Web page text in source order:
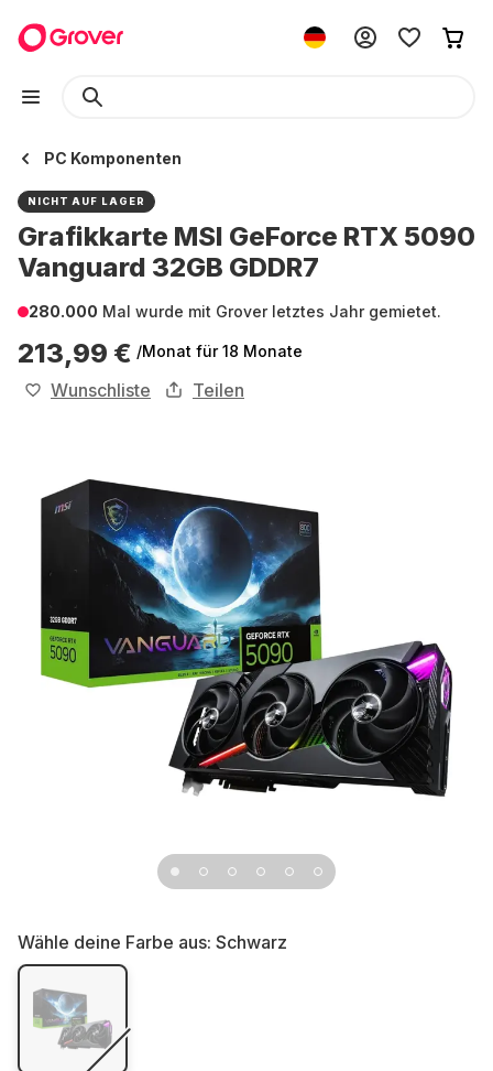
PC Komponenten
NICHT AUF LAGER
Grafikkarte MSI GeForce RTX 5090
Vanguard 32GB GDDR7
280.000 Mal wurde mit Grover letztes Jahr gemietet.
213,99 € /Monat für 18 Monate
Wunschliste Teilen
Wähle deine Farbe aus: Schwarz